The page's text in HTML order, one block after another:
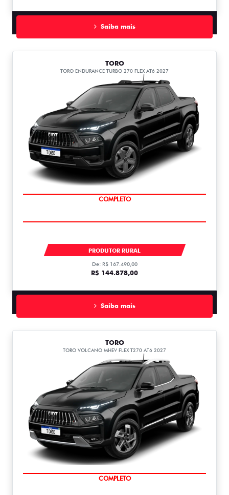
Saiba mais
TORO
TORO ENDURANCE TURBO 270 FLEX AT6 2027
COMPLETO
PRODUTOR RURAL
De: R$ 167.490,00
R$ 144.878,00
Saiba mais
TORO
TORO VOLCANO MHEV FLEX T270 AT6 2027
COMPLETO